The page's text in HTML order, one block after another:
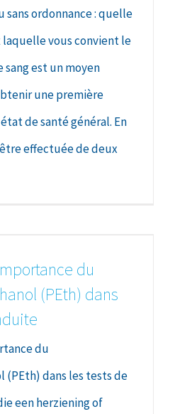
sans ordonnance : quelle
laquelle vous convient le
sang est un moyen
une première
de santé général. En
effectuée de deux
du
(PEth) dans
du
dans les tests de
een herziening of